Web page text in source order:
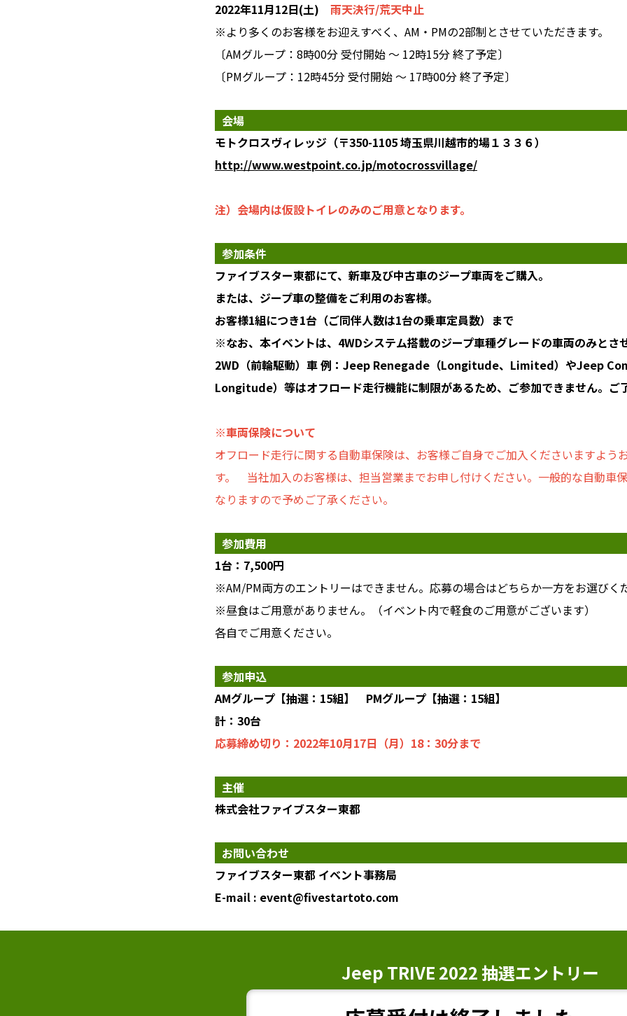
2022年11月12日(土) 雨天決行/荒天中止
※より多くのお客様をお迎えすべく、AM・PMの2部制とさせていただきます。
〔AMグループ：8時00分 受付開始 ～ 12時15分 終了予定〕
〔PMグループ：12時45分 受付開始 ～ 17時00分 終了予定〕
会場
モトクロスヴィレッジ（〒350-1105 埼玉県川越市的場１３３６）
http://www.westpoint.co.jp/motocrossvillage/
注）会場内は仮設トイレのみのご用意となります。
参加条件
ファイブスター東都にて、新車及び中古車のジープ車両をご購入。
または、ジープ車の整備をご利用のお客様。
お客様1組につき1台（ご同伴人数は1台の乗車定員数）まで
※なお、本イベントは、4WDシステム搭載のジープ車種グレードの車両のみとさ
2WD（前輪駆動）車 例：Jeep Renegade（Longitude、Limited）やJeep
Longitude）等はオフロード走行機能に制限があるため、ご参加できません。ご
※車両保険について
オフロード走行に関する自動車保険は、お客様ご自身でご加入くださいますよう
す。 当社加入のお客様は、担当営業までお申し付けください。一般的な自動車
なりますので予めご了承ください。
参加費用
1台：7,500円
※AM/PM両方のエントリーはできません。応募の場合はどちらか一方をお選びく
※昼食はご用意がありません。（イベント内で軽食のご用意がございます）
各自でご用意ください。
参加申込
AMグループ【抽選：15組】 PMグループ【抽選：15組】
計：30台
応募締め切り：2022年10月17日（月）18：30分まで
主催
株式会社ファイブスター東都
お問い合わせ
ファイブスター東都 イベント事務局
E-mail : event@fivestartoto.com
Jeep TRIVE 2022 抽選エントリー